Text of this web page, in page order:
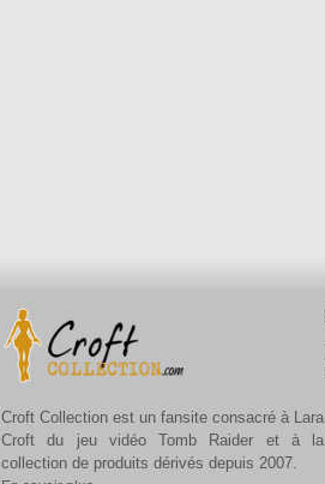
Croft Collection est un fansite consacré à Lara
Croft du jeu vidéo Tomb Raider et à la
collection de produits dérivés depuis 2007.